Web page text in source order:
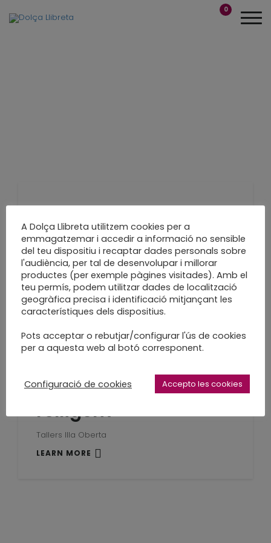
0
Inauguració
exposició “Els
Afectes”
Mostra Tallers d'Art Illa Oberta
LEARN MORE
Aquesta tarda,
relligem
Tallers Illa Oberta
LEARN MORE
A Dolça Llibreta utilitzem cookies per a
emmagatzemar i accedir a informació no sensible
del teu dispositiu i recaptar dades personals sobre
l'audiència, per tal de desenvolupar i millorar
productes (per exemple pàgines visitades). Amb el
teu permís, podem utilitzar dades de localització
geogràfica precisa i identificació mitjançant les
característiques dels dispositius.
Pots acceptar o rebutjar/configurar l'ús de cookies
per a aquesta web al botó corresponent.
Configuració de cookies Accepto les cookies